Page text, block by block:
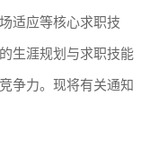
适应等核心求职技
生涯规划与求职技能
争力。现将有关通知